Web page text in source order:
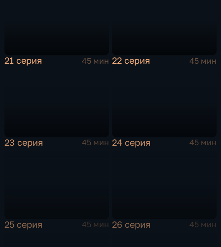
21 серия 45 мин 22 серия 45 мин
23 серия 45 мин 24 серия 45 мин
25 серия 45 мин 26 серия 45 мин